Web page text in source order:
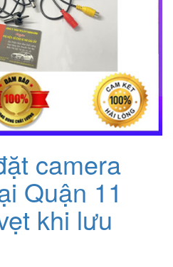
camera
Quận 11
khi lưu